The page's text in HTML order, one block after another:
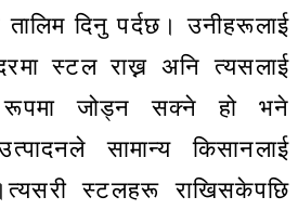
दिनु पर्दछ। उनीहरूलाई
स्टल राख्न अनि त्यसलाई
जोड्न सक्ने हो भने
सामान्य किसानलाई
स्टलहरू राखिसकेपछि